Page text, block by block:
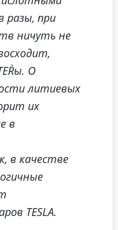
разы, при
ничуть не
О
литиевых
их
в
в качестве
TESLA.